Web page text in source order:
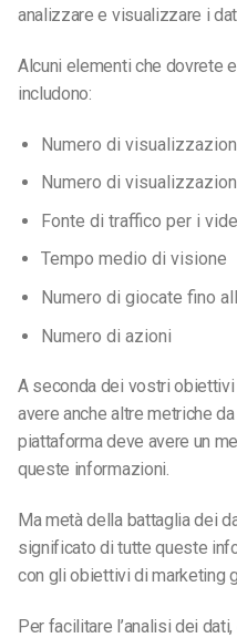
analizzare e visualizzare i
Alcuni elementi che dovrete
includono:
Numero di
Numero di
Fonte di traffico per i
Tempo medio di visione
Numero di giocate fino
Numero di azioni
A seconda dei vostri
avere anche altre metriche
piattaforma deve avere un
queste informazioni.
Ma metà della battaglia dei
significato di tutte queste
con gli obiettivi di marketing
Per facilitare l’analisi dei